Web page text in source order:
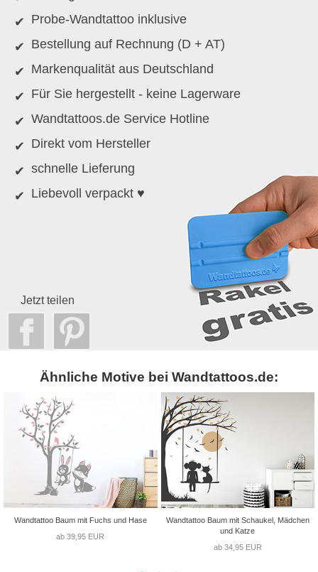
Probe-Wandtattoo inklusive
Bestellung auf Rechnung (D + AT)
Markenqualität aus Deutschland
Für Sie hergestellt - keine Lagerware
Wandtattoos.de Service Hotline
Direkt vom Hersteller
schnelle Lieferung
Liebevoll verpackt ♥
Jetzt teilen
Ähnliche Motive bei Wandtattoos.de:
Wandtattoo Baum mit Fuchs und Hase
ab 39,95 EUR
Wandtattoo Baum mit Schaukel, Mädchen
und Katze
ab 34,95 EUR